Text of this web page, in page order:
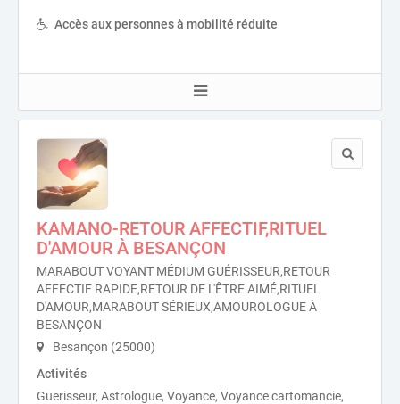
Accès aux personnes à mobilité réduite
KAMANO-RETOUR AFFECTIF,RITUEL
D'AMOUR À BESANÇON
MARABOUT VOYANT MÉDIUM GUÉRISSEUR,RETOUR
AFFECTIF RAPIDE,RETOUR DE L'ÊTRE AIMÉ,RITUEL
D'AMOUR,MARABOUT SÉRIEUX,AMOUROLOGUE À
BESANÇON
Besançon (25000)
Activités
Guerisseur, Astrologue, Voyance, Voyance cartomancie,